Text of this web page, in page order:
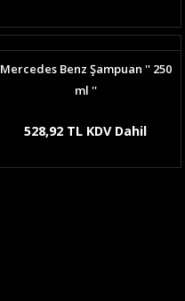
Mercedes Benz Şampuan '' 250
ml ''
528,92 TL KDV Dahil